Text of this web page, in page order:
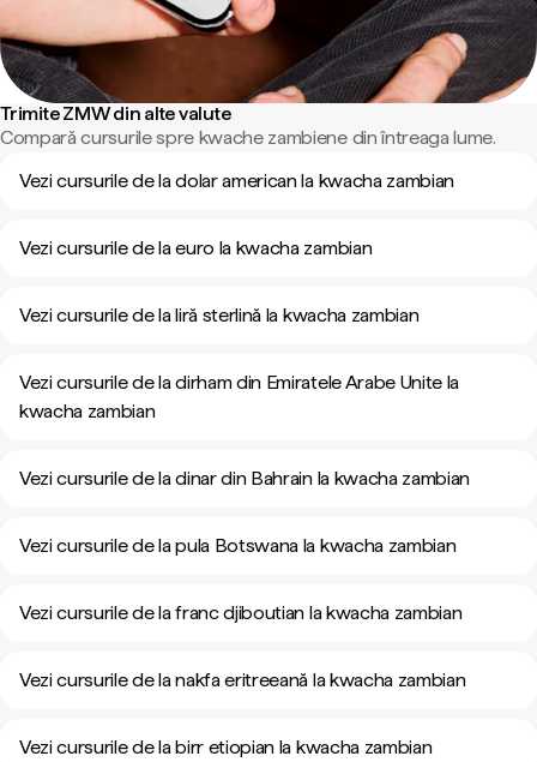
Trimite ZMW din alte valute
Compară cursurile spre kwache zambiene din întreaga lume.
Vezi cursurile de la dolar american la kwacha zambian
Vezi cursurile de la euro la kwacha zambian
Vezi cursurile de la liră sterlină la kwacha zambian
Vezi cursurile de la dirham din Emiratele Arabe Unite la
kwacha zambian
Vezi cursurile de la dinar din Bahrain la kwacha zambian
Vezi cursurile de la pula Botswana la kwacha zambian
Vezi cursurile de la franc djiboutian la kwacha zambian
Vezi cursurile de la nakfa eritreeană la kwacha zambian
Vezi cursurile de la birr etiopian la kwacha zambian